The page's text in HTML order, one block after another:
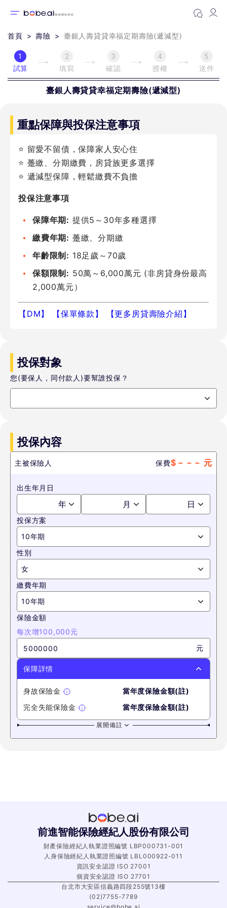
首頁 壽險 臺銀人壽貸貸幸福定期壽險(遞減型)
1
試算
2
填寫
3
確認
4
授權
5
送件
臺銀人壽貸貸幸福定期壽險(遞減型)
重點保障與投保注意事項
⭐ 留愛不留債，保障家人安心住
⭐ 躉繳、分期繳費，房貸族更多選擇
⭐ 遞減型保障，輕鬆繳費不負擔
投保注意事項
保障年期: 提供5～30年多種選擇
繳費年期: 躉繳、分期繳
年齡限制: 18足歲～70歲
保額限制: 50萬～6,000萬元 (非房貸身份最高
2,000萬元）
【DM】 【保單條款】 【更多房貸壽險介紹】
投保對象
您(要保人，同付款人)要幫誰投保？
投保內容
主被保險人 保費$ －－－ 元
出生年月日
年 月 日
投保方案
10年期
性別
女
繳費年期
10年期
保險金額
每次增100,000元
元
保障詳情
身故保險金
當年度保險金額(註)
完全失能保險金
當年度保險金額(註)
展開備註
前進智能保險經紀人股份有限公司
財產保險經紀人執業證照編號 LBP000731-001
人身保險經紀人執業證照編號 LBL000922-011
資訊安全認證 ISO 27001
個資安全認證 ISO 27701
台北市大安區信義路四段255號13樓
(02)7755-7789